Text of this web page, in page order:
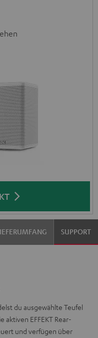
SUPPORT
du ausgewählte Teufel
aktiven EFFEKT Rear-
und verfügen über